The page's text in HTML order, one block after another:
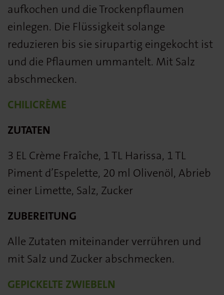
aufkochen und die Trockenpflaumen
einlegen. Die Flüssigkeit solange
reduzieren bis sie sirupartig eingekocht ist
und die Pflaumen ummantelt. Mit Salz
abschmecken.
CHILICRÈME
ZUTATEN
3 EL Crème Fraîche, 1 TL Harissa, 1 TL
Piment d’Espelette, 20 ml Olivenöl, Abrieb
einer Limette, Salz, Zucker
ZUBEREITUNG
Alle Zutaten miteinander verrühren und
mit Salz und Zucker abschmecken.
GEPICKELTE ZWIEBELN